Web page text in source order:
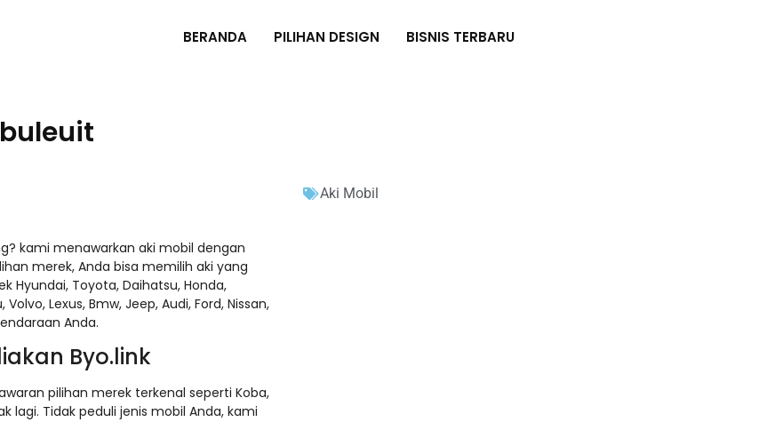
BERANDA PILIHAN DESIGN BISNIS TERBARU
kami menawarkan aki mobil dengan
merek, Anda bisa memilih aki yang
Hyundai, Toyota, Daihatsu, Honda,
Lexus, Bmw, Jeep, Audi, Ford, Nissan,
Anda.
Byo.link
pilihan merek terkenal seperti Koba,
lagi. Tidak peduli jenis mobil Anda, kami
Aki Mobil